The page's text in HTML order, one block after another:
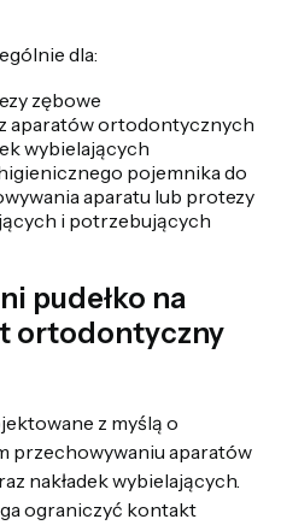
dla:
zębowe
aparatów ortodontycznych
wybielających
pojemnika do
aparatu lub protezy
i potrzebujących
pudełko na
ortodontyczny
z myślą o
przechowywaniu aparatów
nakładek wybielających.
ograniczyć kontakt